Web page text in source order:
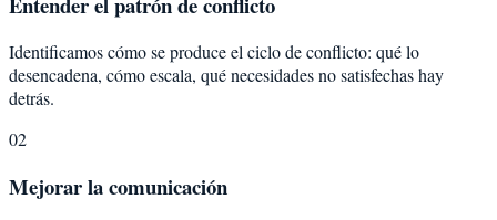
Identificamos cómo se produce el ciclo de conflicto: qué lo
desencadena, cómo escala, qué necesidades no satisfechas hay
detrás.
02
Mejorar la comunicación